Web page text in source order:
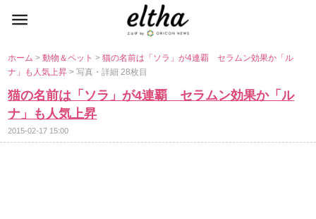
ホーム>動物＆ペット>猫の名前は「ソラ」が4連覇 セラムン効果か「ル
ナ」も人気上昇> 写真・詳細 28枚目
猫の名前は「ソラ」が4連覇 セラムン効果か「ル
ナ」も人気上昇
2015-02-17 15:00